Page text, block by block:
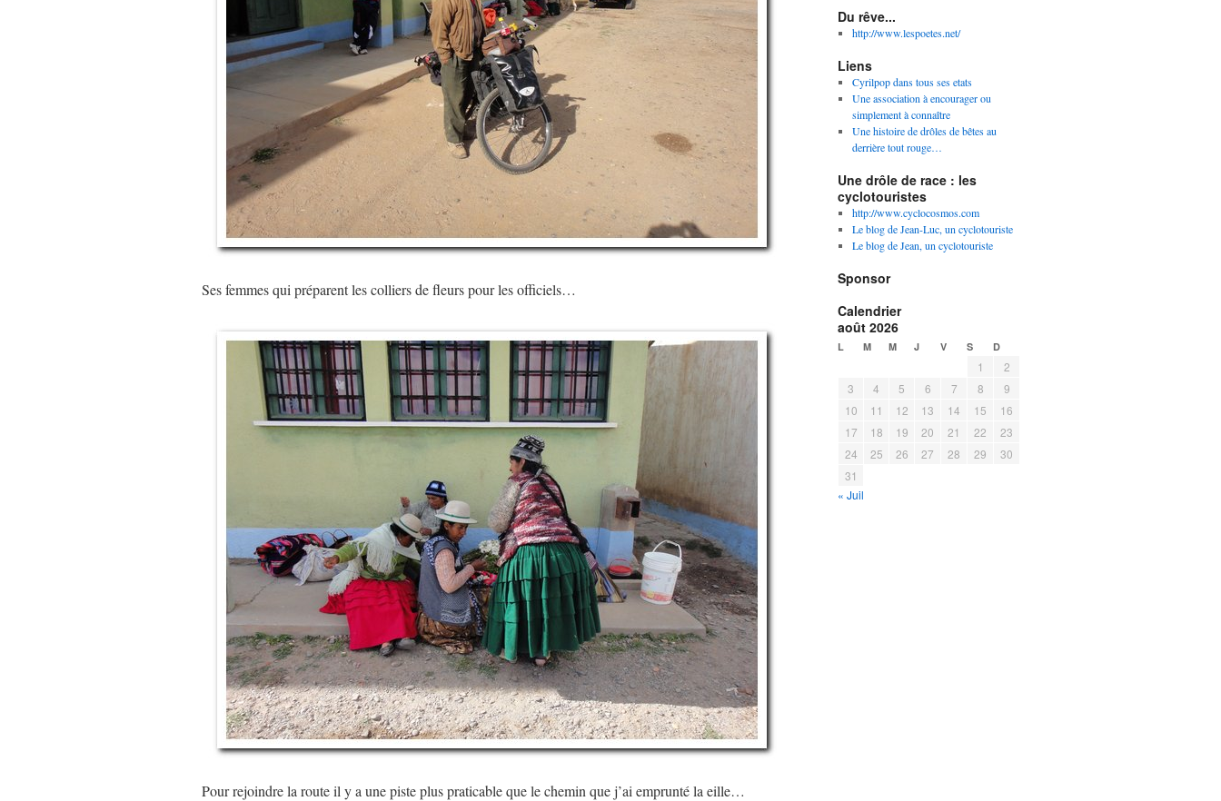
Ses femmes qui préparent les colliers de fleurs pour les officiels…
Pour rejoindre la route il y a une piste plus praticable que le chemin que j’ai emprunté la eille…
Du rêve...
http://www.lespoetes.net/
Liens
Cyrilpop dans tous ses etats
Une association à encourager ou
simplement à connaître
Une histoire de drôles de bêtes au
derrière tout rouge…
Une drôle de race : les
cyclotouristes
http://www.cyclocosmos.com
Le blog de Jean-Luc, un cyclotouriste
Le blog de Jean, un cyclotouriste
Sponsor
Calendrier
août 2026
L M M J V S D
1
2
3
4 5 6 7 8
9
10
11 12 13 14 15
16
17
18 19 20 21 22
23
24
25 26 27 28 29
30
31
« Juil